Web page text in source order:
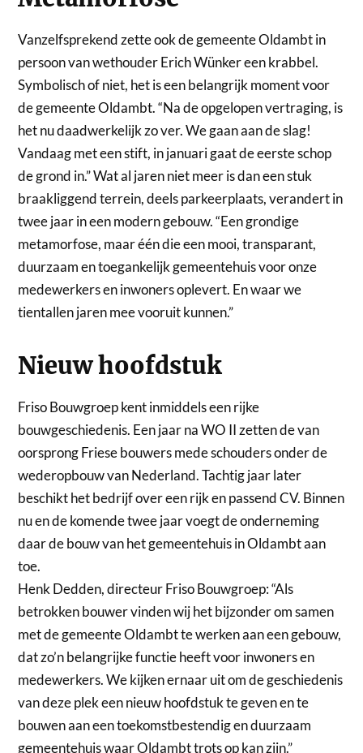
Vanzelfsprekend zette ook de gemeente Oldambt in
persoon van wethouder Erich Wünker een krabbel.
Symbolisch of niet, het is een belangrijk moment voor
de gemeente Oldambt. “Na de opgelopen vertraging, is
het nu daadwerkelijk zo ver. We gaan aan de slag!
Vandaag met een stift, in januari gaat de eerste schop
de grond in.” Wat al jaren niet meer is dan een stuk
braakliggend terrein, deels parkeerplaats, verandert in
twee jaar in een modern gebouw. “Een grondige
metamorfose, maar één die een mooi, transparant,
duurzaam en toegankelijk gemeentehuis voor onze
medewerkers en inwoners oplevert. En waar we
tientallen jaren mee vooruit kunnen.”
Nieuw hoofdstuk
Friso Bouwgroep kent inmiddels een rijke
bouwgeschiedenis. Een jaar na WO II zetten de van
oorsprong Friese bouwers mede schouders onder de
wederopbouw van Nederland. Tachtig jaar later
beschikt het bedrijf over een rijk en passend CV. Binnen
nu en de komende twee jaar voegt de onderneming
daar de bouw van het gemeentehuis in Oldambt aan
toe.
Henk Dedden, directeur Friso Bouwgroep: “Als
betrokken bouwer vinden wij het bijzonder om samen
met de gemeente Oldambt te werken aan een gebouw,
dat zo’n belangrijke functie heeft voor inwoners en
medewerkers. We kijken ernaar uit om de geschiedenis
van deze plek een nieuw hoofdstuk te geven en te
bouwen aan een toekomstbestendig en duurzaam
gemeentehuis waar Oldambt trots op kan zijn.”